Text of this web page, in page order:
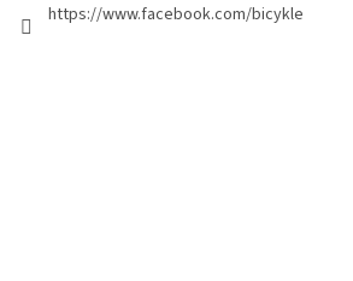
https://www.facebook.com/bicykle